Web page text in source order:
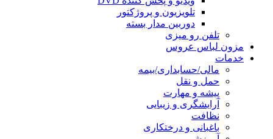
تلویزیون و پروژکتور
دوربین مدار بسته
تلفن رو میزی
مزون لباس عروس
خدمات
مالی/حسابداری/بیمه
حمل و نقل
پیشه و مهارت
آرایشگری و زیبایی
نظافت
باغبانی و درختکاری